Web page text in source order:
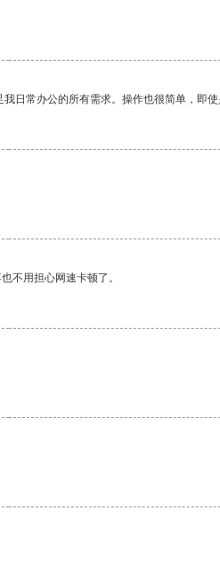
日常办公的所有需求。操作也很简单，即使
不用担心网速卡顿了。